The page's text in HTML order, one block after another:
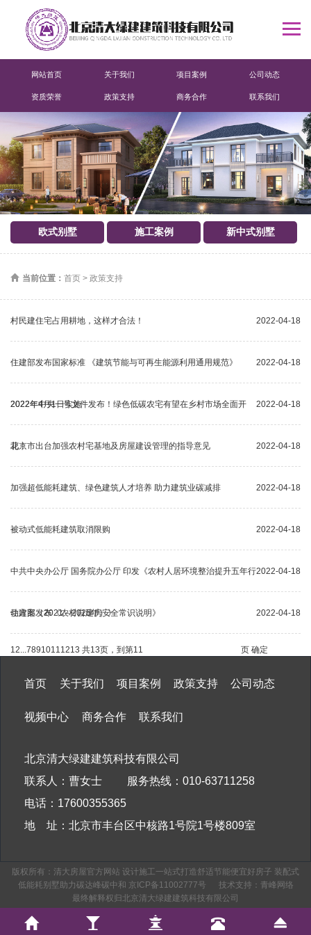
网站首页 关于我们 项目案例 公司动态
资质荣誉 政策支持 商务合作 联系我们
欧式别墅 施工案例 新中式别墅
当前位置： 首页 > 政策支持
2022-04-18
村民建住宅占用耕地，这样才合法！
2022-04-18
住建部发布国家标准 《建筑节能与可再生能源利用通用规范》
2022年4月1日实施 2022-04-18
2022年中央一号文件发布！绿色低碳农宅有望在乡村市场全面开
花！ 2022-04-18
北京市出台加强农村宅基地及房屋建设管理的指导意见
2022-04-18
加强超低能耗建筑、绿色建筑人才培养 助力建筑业碳减排
2022-04-18
被动式低能耗建筑取消限购
2022-04-18
中共中央办公厅 国务院办公厅 印发《农村人居环境整治提升五年行
动方案（2021－2025年）》 2022-04-18
住建部发布《农村自建房安全常识说明》
12...78910111213 共13页，到第 页 确定
首页 关于我们 项目案例 政策支持 公司动态
视频中心 商务合作 联系我们
北京清大绿建建筑科技有限公司
联系人：曹女士 服务热线：010-63711258
电话：17600355365
地 址：北京市丰台区中核路1号院1号楼809室
版权所有：清大房屋官方网站 设计施工一站式打造舒适节能便宜好房子 装配式
低能耗别墅助力碳达峰碳中和 京ICP备11002777号 技术支持： 青峰网络
最终解释权归北京清大绿建建筑科技有限公司